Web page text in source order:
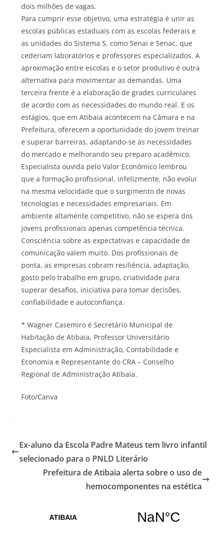
dois milhões de vagas.
Para cumprir esse objetivo, uma estratégia é unir as
escolas públicas estaduais com as escolas federais e
as unidades do Sistema S, como Senai e Senac, que
cederiam laboratórios e professores especializados. A
aproximação entre escolas e o setor produtivo é outra
alternativa para movimentar as demandas. Uma
terceira frente é a elaboração de grades curriculares
de acordo com as necessidades do mundo real. E os
estágios, que em Atibaia acontecem na Câmara e na
Prefeitura, oferecem a oportunidade do jovem treinar
e superar barreiras, adaptando-se às necessidades
do mercado e melhorando seu preparo acadêmico.
Especialista ouvida pelo Valor Econômico lembrou
que a formação profissional, infelizmente, não evolui
na mesma velocidade que o surgimento de novas
tecnologias e necessidades empresariais. Em
ambiente altamente competitivo, não se espera dos
jovens profissionais apenas competência técnica.
Consciência sobre as expectativas e capacidade de
comunicação valem muito. Dos profissionais de
ponta, as empresas cobram resiliência, adaptação,
gosto pelo trabalho em grupo, criatividade para
superar desafios, iniciativa para tomar decisões,
confiabilidade e autoconfiança.
* Wagner Casemiro é Secretário Municipal de
Habitação de Atibaia, Professor Universitário
Especialista em Administração, Contabilidade e
Economia e Representante do CRA – Conselho
Regional de Administração Atibaia.
Foto/Canva
Ex-aluno da Escola Padre Mateus tem livro infantil
selecionado para o PNLD Literário
Prefeitura de Atibaia alerta sobre o uso de
hemocomponentes na estética